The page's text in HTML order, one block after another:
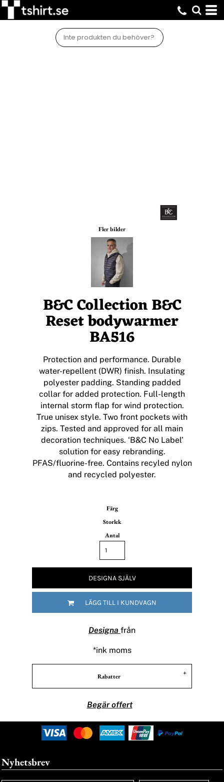
Fler bilder
B&C Collection B&C
Reset bodywarmer
BA516
Protection and performance. Durable
water-repellent (DWR) finish. Insulating
polyester padding. Standing padded
collar for added protection. Full-length
internal storm flap for wind protection.
True unisex style. Two front pockets with
zips. Tested and approved for all main
decoration techniques. ‘B&C No Label’
solution for easy rebranding.
PFAS/fluorine-free. Contains recyled nylon
and recycled polyester.
Färg
Storlek
Antal
DESIGNA SJÄLV
LÄGG TILL I KUNDVAGN
Designa från
*ink moms
Rabatter
Begär offert
Nyhetsbrev